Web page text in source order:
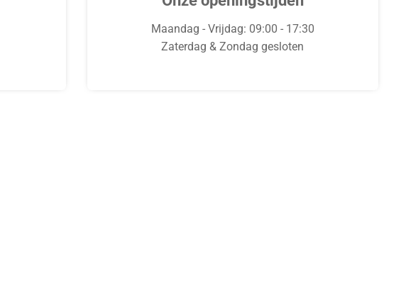
Maandag - Vrijdag: 09:00 - 17:30
Zaterdag & Zondag gesloten